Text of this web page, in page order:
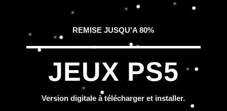
REMISE JUSQU'A 80%
JEUX PS5
Version digitale à télécharger et installer.